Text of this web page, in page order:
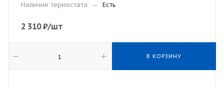
Наличие термостата
— Есть
2 310₽/шт
В КОРЗИНУ